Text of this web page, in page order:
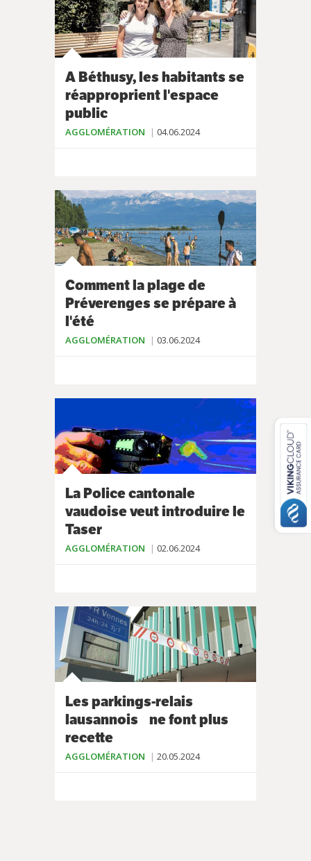
A Béthusy, les habitants se
réapproprient l'espace
public
AGGLOMÉRATION 04.06.2024
Comment la plage de
Préverenges se prépare à
l'été
AGGLOMÉRATION 03.06.2024
La Police cantonale
vaudoise veut introduire le
Taser
AGGLOMÉRATION 02.06.2024
Les parkings-relais
lausannois ne font plus
recette
AGGLOMÉRATION 20.05.2024